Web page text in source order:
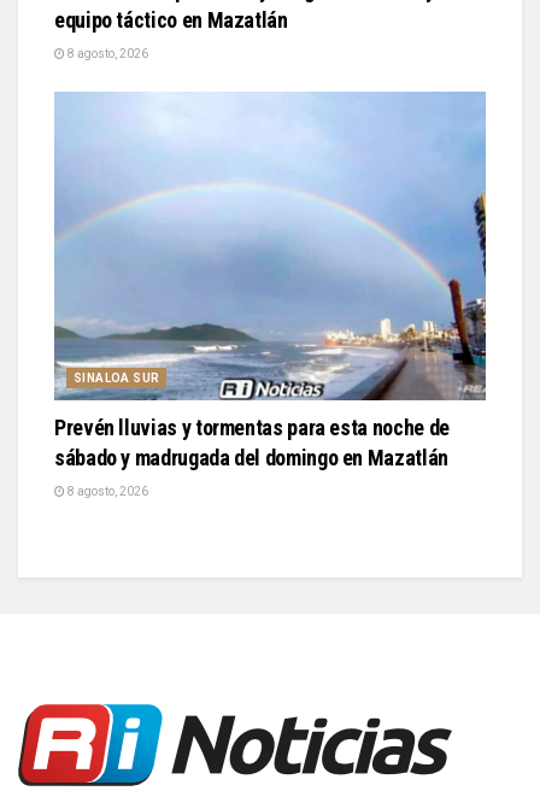
equipo táctico en Mazatlán
8 agosto, 2026
SINALOA SUR
Prevén lluvias y tormentas para esta noche de
sábado y madrugada del domingo en Mazatlán
8 agosto, 2026